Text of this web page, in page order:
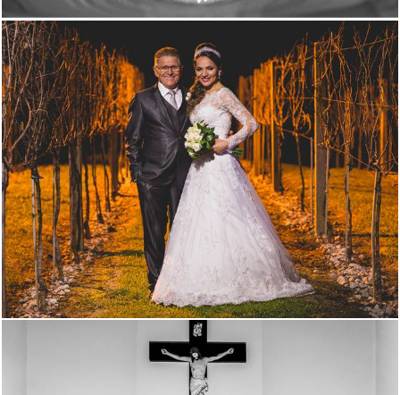
2122 33